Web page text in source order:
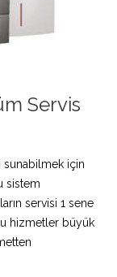
Servis
sunabilmek için
sistem
servisi 1 sene
hizmetler büyük